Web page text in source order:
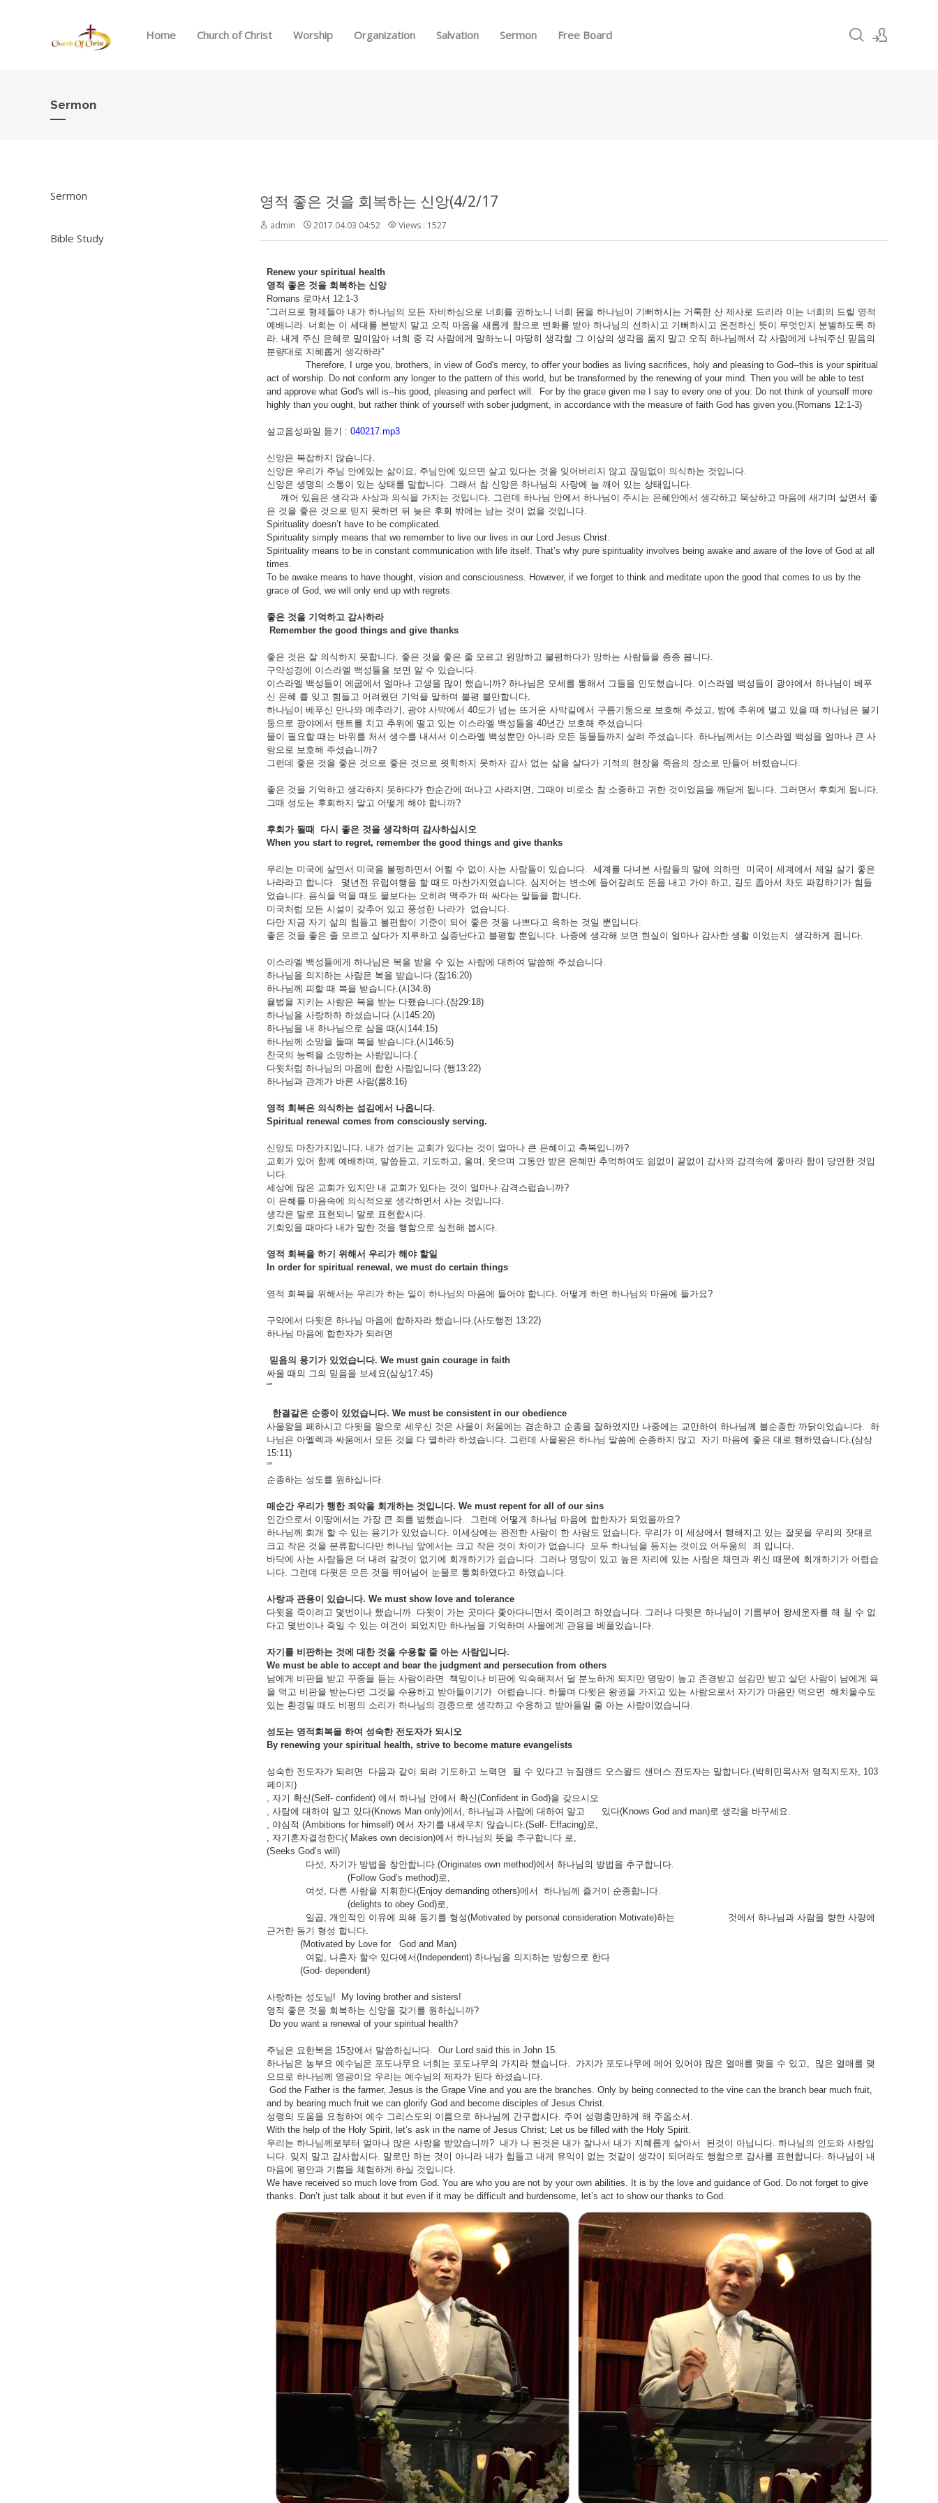
Home Church of Christ Worship Organization Salvation Sermon Free Board
Sermon
Sermon
Bible Study
영적 좋은 것을 회복하는 신앙(4/2/17
admin 2017.04.03 04:52 Views : 1527
Renew your spiritual health
영적 좋은 것을 회복하는 신앙
Romans 로마서 12:1-3
“그러므로 형제들아 내가 하나님의 모든 자비하심으로 너희를 권하노니 너희 몸을 하나님이 기뻐하시는 거룩한 산 제사로 드리라 이는 너희의 드릴 영적
예배니라. 너희는 이 세대를 본받지 말고 오직 마음을 새롭게 함으로 변화를 받아 하나님의 선하시고 기뻐하시고 온전하신 뜻이 무엇인지 분별하도록 하
라. 내게 주신 은혜로 말미암아 너희 중 각 사람에게 말하노니 마땅히 생각할 그 이상의 생각을 품지 말고 오직 하나님께서 각 사람에게 나눠주신 믿음의
분량대로 지혜롭게 생각하라”
Therefore, I urge you, brothers, in view of God's mercy, to offer your bodies as living sacrifices, holy and pleasing to God--this is your spiritual
act of worship. Do not conform any longer to the pattern of this world, but be transformed by the renewing of your mind. Then you will be able to test
and approve what God's will is--his good, pleasing and perfect will. For by the grace given me I say to every one of you: Do not think of yourself more
highly than you ought, but rather think of yourself with sober judgment, in accordance with the measure of faith God has given you.(Romans 12:1-3)
설교음성파일 듣기 : 040217.mp3
신앙은 복잡하지 않습니다.
신앙은 우리가 주님 안에있는 삶이요, 주님안에 있으면 살고 있다는 것을 잊어버리지 않고 끊임없이 의식하는 것입니다.
신앙은 생명의 소통이 있는 상태를 말합니다. 그래서 참 신앙은 하나님의 사랑에 늘 깨어 있는 상태입니다.
깨어 있음은 생각과 사상과 의식을 가지는 것입니다. 그런데 하나님 안에서 하나님이 주시는 은혜안에서 생각하고 묵상하고 마음에 새기며 살면서 좋
은 것을 좋은 것으로 믿지 못하면 뒤 늦은 후회 밖에는 남는 것이 없을 것입니다.
Spirituality doesn’t have to be complicated.
Spirituality simply means that we remember to live our lives in our Lord Jesus Christ.
Spirituality means to be in constant communication with life itself. That’s why pure spirituality involves being awake and aware of the love of God at all
times.
To be awake means to have thought, vision and consciousness. However, if we forget to think and meditate upon the good that comes to us by the
grace of God, we will only end up with regrets.
좋은 것을 기억하고 감사하라
Remember the good things and give thanks
좋은 것은 잘 의식하지 못합니다. 좋은 것을 좋은 줄 모르고 원망하고 불평하다가 망하는 사람들을 종종 봅니다.
구약성경에 이스라엘 백성들을 보면 알 수 있습니다.
이스라엘 백성들이 에굽에서 얼마나 고생을 많이 했습니까? 하나님은 모세를 통해서 그들을 인도했습니다. 이스라엘 백성들이 광야에서 하나님이 베푸
신 은혜 를 잊고 힘들고 어려웠던 기억을 말하며 불평 불만합니다.
하나님이 베푸신 만나와 메추라기, 광야 사막에서 40도가 넘는 뜨거운 사막길에서 구름기둥으로 보호해 주셨고, 밤에 추위에 떨고 있을 때 하나님은 불기
둥으로 광야에서 탠트를 치고 추위에 떨고 있는 이스라엘 백성들을 40년간 보호해 주셨습니다.
물이 필요할 때는 바위를 처서 생수를 내셔서 이스라엘 백성뿐만 아니라 모든 동물들까지 살려 주셨습니다. 하나님께서는 이스라엘 백성을 얼마나 큰 사
랑으로 보호해 주셨습니까?
그런데 좋은 것을 좋은 것으로 좋은 것으로 읫힉하지 못하자 감사 없는 삶을 살다가 기적의 현장을 죽음의 장소로 만들어 버렸습니다.
좋은 것을 기억하고 생각하지 못하다가 한순간에 떠나고 사라지면, 그때야 비로소 참 소중하고 귀한 것이었음을 깨닫게 됩니다. 그러면서 후회게 됩니다.
그때 성도는 후회하지 말고 어떻게 해야 합니까?
후회가 될때 다시 좋은 것을 생각하며 감사하십시오
When you start to regret, remember the good things and give thanks
우리는 미국에 살면서 미국을 불평하면서 어쩔 수 없이 사는 사람들이 있습니다. 세계를 다녀본 사람들의 말에 의하면 미국이 세계에서 제일 살기 좋은
나라라고 합니다. 몇년전 유럽여행을 할 때도 마찬가지였습니다. 심지어는 변소에 들어갈려도 돈을 내고 가야 하고, 길도 좁아서 차도 파킹하기가 힘들
었습니다. 음식을 먹을 때도 물보다는 오히려 맥주가 떠 싸다는 말들을 합니다.
미국처럼 모든 시설이 갖추어 있고 풍성한 나라가 없습니다.
다만 지금 자기 삶의 힘들고 불편함이 기준이 되어 좋은 것을 나쁘다고 욕하는 것일 뿐입니다.
좋은 것을 좋은 줄 모르고 살다가 지루하고 싫증난다고 불평할 뿐입니다. 나중에 생각해 보면 현실이 얼마나 감사한 생활 이었는지 생각하게 됩니다.
이스라엘 백성들에게 하나님은 복을 받을 수 있는 사람에 대하여 말씀해 주셨습니다.
하나님을 의지하는 사람은 복을 받습니다.(잠16:20)
하나님께 피할 때 복을 받습니다.(시34:8)
율법을 지키는 사람은 복을 받는 다했습니다.(잠29:18)
하나님을 사랑하하 하셨습니다.(시145:20)
하나님을 내 하나님으로 삼을 때(시144:15)
하나님께 소망을 둘때 복을 받습니다.(시146:5)
찬국의 능력을 소망하는 사람입니다.(
다윗처럼 하나님의 마음에 합한 사람입니다.(행13:22)
하나님과 관계가 바른 사람(롬8:16)
영적 회복은 의식하는 섬김에서 나옵니다.
Spiritual renewal comes from consciously serving.
신앙도 마찬가지입니다. 내가 섬기는 교회가 있다는 것이 얼마나 큰 은혜이고 축복입니까?
교회가 있어 함께 예배하며, 말씀듣고, 기도하고, 울며, 웃으며 그동안 받은 은혜만 추억하여도 쉼없이 끝없이 감사와 감격속에 좋아라 함이 당연한 것입
니다.
세상에 많은 교회가 있지만 내 교회가 있다는 것이 얼마나 감격스럽습니까?
이 은혜를 마음속에 의식적으로 생각하면서 사는 것입니다.
생각은 말로 표현되니 말로 표현합시다.
기회있을 때마다 내가 말한 것을 행함으로 실천해 봅시다.
영적 회복을 하기 위해서 우리가 해야 할일
In order for spiritual renewal, we must do certain things
영적 회복을 위해서는 우리가 하는 일이 하나님의 마음에 들어야 합니다. 어떻게 하면 하나님의 마음에 들가요?
구약에서 다윗은 하나님 마음에 합하자라 했습니다.(사도행전 13:22)
하나님 마음에 합한자가 되려면
믿음의 용기가 있었습니다. We must gain courage in faith
싸울 때의 그의 믿음을 보세요(삼상17:45)
“”
한결같은 순종이 있었습니다. We must be consistent in our obedience
사울왕을 페하시고 다윗을 왕으로 세우신 것은 사울이 처움에는 겸손하고 순종을 잘하였지만 나중에는 교만하여 하나님께 불순종한 까닭이었습니다. 하
나님은 아멜렉과 싸움에서 모든 것을 다 멸하라 하셨습니다. 그런데 사울왕은 하나님 말씀에 순종하지 않고 자기 마음에 좋은 대로 행하였습니다.(삼상
15:11)
“”
순종하는 성도를 원하십니다.
매순간 우리가 행한 죄악을 회개하는 것입니다. We must repent for all of our sins
인간으로서 이땅에서는 가장 큰 죄를 범했습니다. 그런데 어떻게 하나님 마음에 합한자가 되었을까요?
하나님께 회개 할 수 있는 용기가 있었습니다. 이세상에는 완전한 사람이 한 사람도 없습니다. 우리가 이 세상에서 행해지고 있는 잘못을 우리의 잣대로
크고 작은 것을 분류합니다만 하나님 앞에서는 크고 작은 것이 차이가 없습니다 모두 하나님을 등지는 것이요 어두움의 죄 입니다.
바닥에 사는 사람들은 더 내려 갈것이 없기에 회개하기가 쉽습니다. 그러나 명망이 있고 높은 자리에 있는 사람은 채면과 위신 때문에 회개하기가 어렵습
니다. 그런데 다윗은 모든 것을 뛰어넘어 눈물로 통회하였다고 하였습니다.
사랑과 관용이 있습니다. We must show love and tolerance
다윗을 죽이려고 몇번이나 했습니까. 다윗이 가는 곳마다 좇아다니면서 죽이려고 하였습니다. 그러나 다윗은 하나님이 기름부어 왕세운자를 해 칠 수 없
다고 몇번이나 죽일 수 있는 여건이 되었지만 하나님을 기억하며 사울에게 관용을 베풀었습니다.
자기를 비판하는 것에 대한 것을 수용할 줄 아는 사람입니다.
We must be able to accept and bear the judgment and persecution from others
남에게 비판을 받고 꾸중을 듣는 사람이라면 책망이나 비판에 익숙해져서 덜 분노하게 되지만 명망이 높고 존경받고 섬김만 받고 살던 사람이 남에게 욕
을 먹고 비판을 받는다면 그것을 수용하고 받아들이기가 어렵습니다. 하물며 다윗은 왕권을 가지고 있는 사람으로서 자기가 마음만 먹으면 해치울수도
있는 환경일 때도 비평의 소리가 하나님의 경종으로 생각하고 수용하고 받아들일 줄 아는 사람이었습니다.
성도는 영적회복을 하여 성숙한 전도자가 되시오
By renewing your spiritual health, strive to become mature evangelists
성숙한 전도자가 되려면 다음과 같이 되려 기도하고 노력면 될 수 있다고 뉴질랜드 오스왈드 샌더스 전도자는 말합니다.(박히민목사저 영적지도자, 103
페이지)
, 자기 확신(Self- confident) 에서 하나님 안에서 확신(Confident in God)을 갖으시오
, 사람에 대하여 알고 있다(Knows Man only)에서, 하나님과 사람에 대하여 알고 있다(Knows God and man)로 생각을 바꾸세요.
, 야심적 (Ambitions for himself) 에서 자기를 내세우지 않습니다.(Self- Effacing)로,
, 자기혼자결정한다( Makes own decision)에서 하나님의 뜻을 추구합니다 로,
(Seeks God’s will)
다섯, 자기가 방법을 창안합니다.(Originates own method)에서 하나님의 방법을 추구합니다.
(Follow God’s method)로,
여섯, 다른 사람을 지휘한다(Enjoy demanding others)에서 하나님께 즐거이 순종합니다.
(delights to obey God)로,
일곱, 개인적인 이유에 의해 동기를 형성(Motivated by personal consideration Motivate)하는 것에서 하나님과 사람을 향한 사랑에
근거한 동기 형성 합니다.
(Motivated by Love for God and Man)
여덟, 나혼자 할수 있다에서(Independent) 하나님을 의지하는 방향으로 한다
(God- dependent)
사랑하는 성도님! My loving brother and sisters!
영적 좋은 것을 회복하는 신앙을 갖기를 원하십니까?
Do you want a renewal of your spiritual health?
주님은 요한복음 15장에서 말씀하십니다. Our Lord said this in John 15.
하나님은 농부요 예수님은 포도나무요 너희는 포도나무의 가지라 했습니다. 가지가 포도나무에 메어 있어야 많은 열매를 맺을 수 있고, 많은 열매를 맺
으므로 하나님께 영광이요 우리는 예수님의 제자가 된다 하셨습니다.
God the Father is the farmer, Jesus is the Grape Vine and you are the branches. Only by being connected to the vine can the branch bear much fruit,
and by bearing much fruit we can glorify God and become disciples of Jesus Christ.
성령의 도움을 요청하여 예수 그리스도의 이름으로 하나님께 간구합시다. 주여 성령충만하게 해 주옵소서.
With the help of the Holy Spirit, let’s ask in the name of Jesus Christ; Let us be filled with the Holy Spirit.
우리는 하나님께로부터 얼마나 많은 사랑을 받았습니까? 내가 나 된것은 내가 잘나서 내가 지혜롭게 살아서 된것이 아닙니다. 하나님의 인도와 사랑입
니다. 잊지 말고 감사합시다. 말로만 하는 것이 아니라 내가 힘들고 내게 유익이 없는 것같이 생각이 되더라도 행함으로 감사를 표현합니다. 하나님이 내
마음에 평안과 기쁨을 체험하게 하실 것입니다.
We have received so much love from God. You are who you are not by your own abilities. It is by the love and guidance of God. Do not forget to give
thanks. Don’t just talk about it but even if it may be difficult and burdensome, let’s act to show our thanks to God.